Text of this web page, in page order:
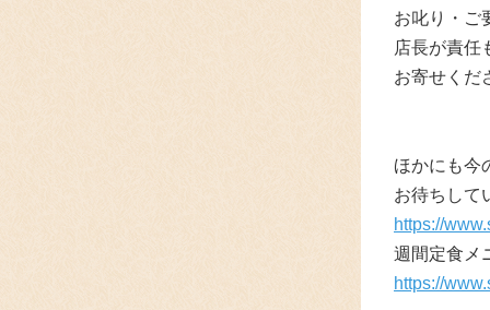
お叱り・ご
店長が責任
お寄せくだ
ほかにも今
お待ちして
https://
週間定食メ
https://